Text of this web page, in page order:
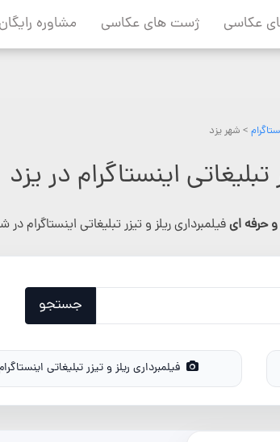
عکاسی ژست های عکاسی مشاوره رایگان
> شهر یزد
تبلیغاتی اینستاگرام در یزد
حرفه ایفیلمبرداری ریلز و تیزر تبلیغاتی اینستاگرام
جستجو
فیلمبرداری ریلز و تیزر تبلیغاتی اینستاگرام